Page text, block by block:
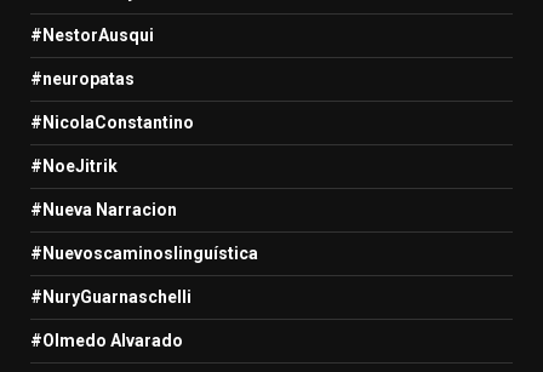
#NestorAusqui
#neuropatas
#NicolaConstantino
#NoeJitrik
#Nueva Narracion
#Nuevoscaminoslinguística
#NuryGuarnaschelli
#Olmedo Alvarado